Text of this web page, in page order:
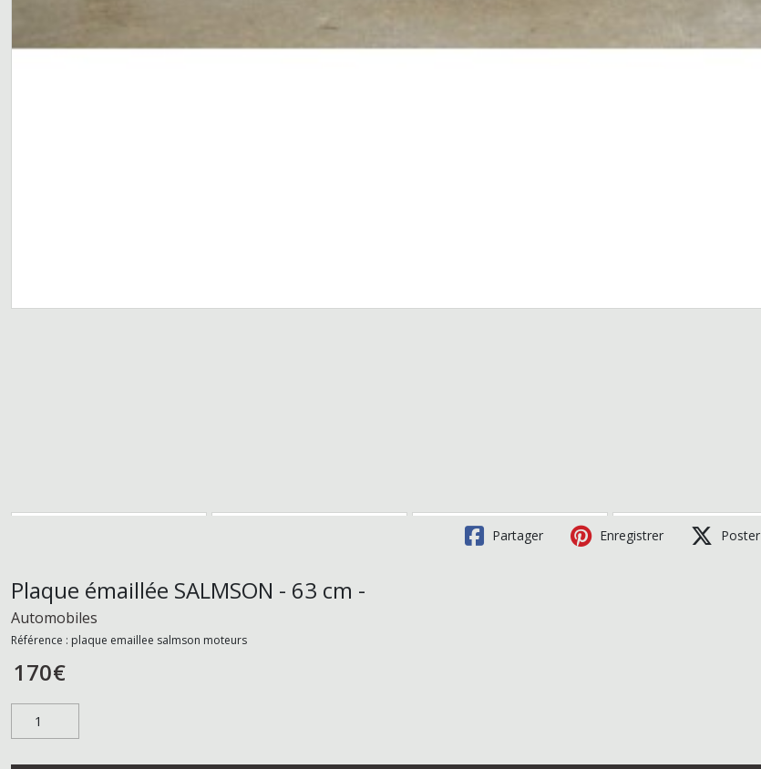
Partager Enregistrer Poster
Plaque émaillée SALMSON - 63 cm -
Automobiles
Référence : plaque emaillee salmson moteurs
170€